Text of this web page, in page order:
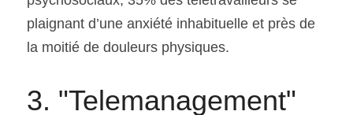
plaignant d’une anxiété inhabituelle et près de
la moitié de douleurs physiques.
3. "Telemanagement"